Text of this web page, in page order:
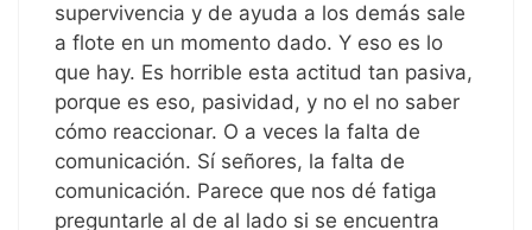
supervivencia y de ayuda a los demás sale
a flote en un momento dado. Y eso es lo
que hay. Es horrible esta actitud tan pasiva,
porque es eso, pasividad, y no el no saber
cómo reaccionar. O a veces la falta de
comunicación. Sí señores, la falta de
comunicación. Parece que nos dé fatiga
preguntarle al de al lado si se encuentra